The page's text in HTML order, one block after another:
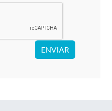
ENVIAR